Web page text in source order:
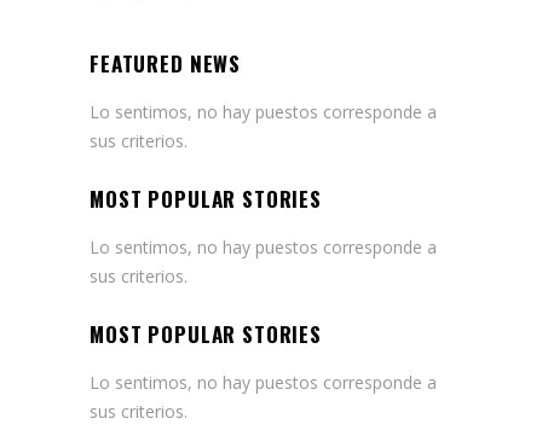
FEATURED NEWS
Lo sentimos, no hay puestos corresponde a
sus criterios.
MOST POPULAR STORIES
Lo sentimos, no hay puestos corresponde a
sus criterios.
MOST POPULAR STORIES
Lo sentimos, no hay puestos corresponde a
sus criterios.